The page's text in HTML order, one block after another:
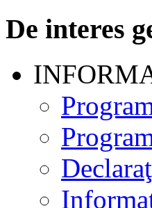
De interes